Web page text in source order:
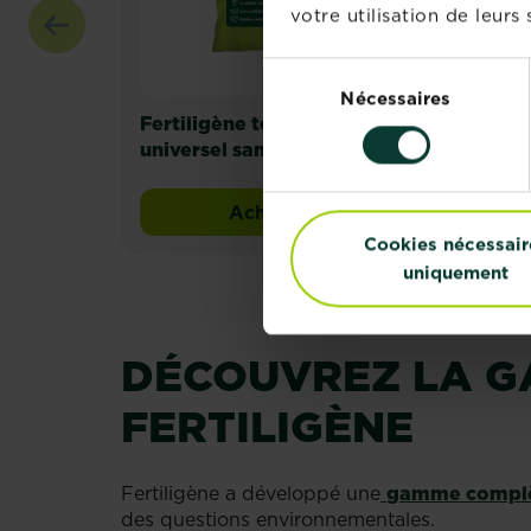
votre utilisation de leurs
consentement
Nécessaires
Cookies
uniquement
Fertiligène terreau
universel sans tourbe
AcheterFertiligène terreau
DÉCOUVREZ LA
FERTILIGÈNE
Fertiligène a développé une gamme
des questions environnementales.